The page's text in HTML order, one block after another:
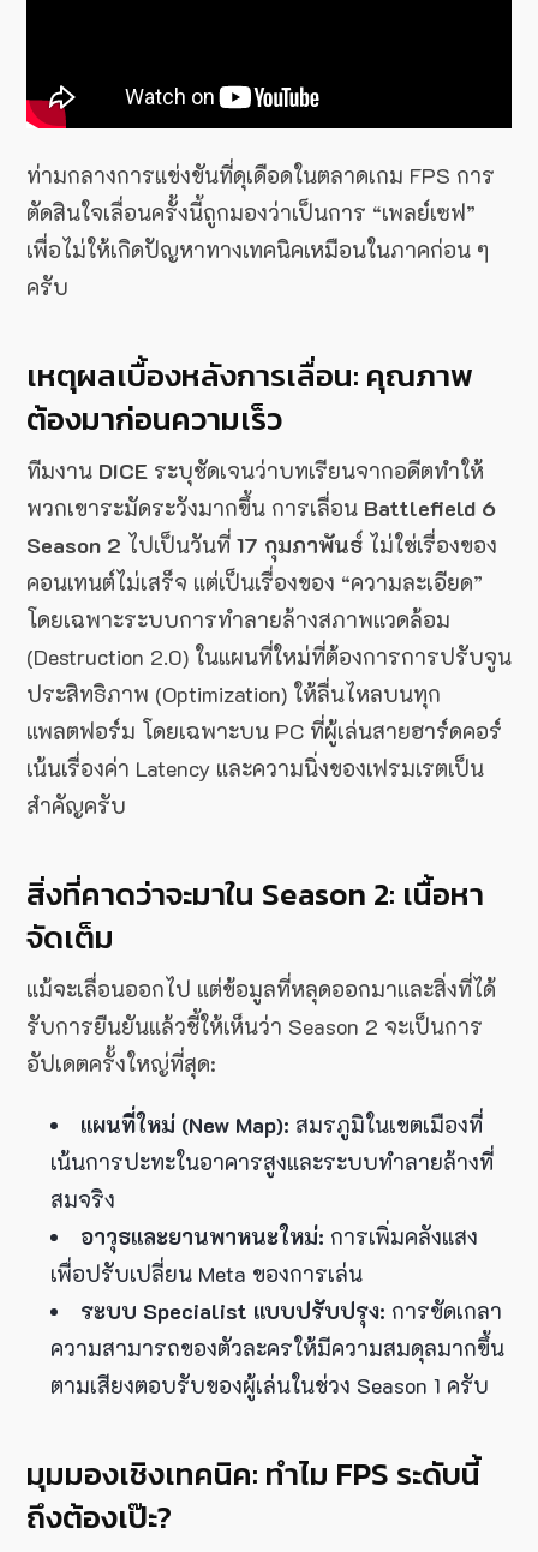
ท่ามกลางการแข่งขันที่ดุเดือดในตลาดเกม FPS การ
ตัดสินใจเลื่อนครั้งนี้ถูกมองว่าเป็นการ “เพลย์เซฟ”
เพื่อไม่ให้เกิดปัญหาทางเทคนิคเหมือนในภาคก่อน ๆ
ครับ
เหตุผลเบื้องหลังการเลื่อน: คุณภาพ
ต้องมาก่อนความเร็ว
ทีมงาน DICE ระบุชัดเจนว่าบทเรียนจากอดีตทำให้
พวกเขาระมัดระวังมากขึ้น การเลื่อน Battlefield 6
Season 2 ไปเป็นวันที่ 17 กุมภาพันธ์ ไม่ใช่เรื่องของ
คอนเทนต์ไม่เสร็จ แต่เป็นเรื่องของ “ความละเอียด”
โดยเฉพาะระบบการทำลายล้างสภาพแวดล้อม
(Destruction 2.0) ในแผนที่ใหม่ที่ต้องการการปรับจูน
ประสิทธิภาพ (Optimization) ให้ลื่นไหลบนทุก
แพลตฟอร์ม โดยเฉพาะบน PC ที่ผู้เล่นสายฮาร์ดคอร์
เน้นเรื่องค่า Latency และความนิ่งของเฟรมเรตเป็น
สำคัญครับ
สิ่งที่คาดว่าจะมาใน Season 2: เนื้อหา
จัดเต็ม
แม้จะเลื่อนออกไป แต่ข้อมูลที่หลุดออกมาและสิ่งที่ได้
รับการยืนยันแล้วชี้ให้เห็นว่า Season 2 จะเป็นการ
อัปเดตครั้งใหญ่ที่สุด:
แผนที่ใหม่ (New Map): สมรภูมิในเขตเมืองที่
เน้นการปะทะในอาคารสูงและระบบทำลายล้างที่
สมจริง
อาวุธและยานพาหนะใหม่: การเพิ่มคลังแสง
เพื่อปรับเปลี่ยน Meta ของการเล่น
ระบบ Specialist แบบปรับปรุง: การขัดเกลา
ความสามารถของตัวละครให้มีความสมดุลมากขึ้น
ตามเสียงตอบรับของผู้เล่นในช่วง Season 1 ครับ
มุมมองเชิงเทคนิค: ทำไม FPS ระดับนี้
ถึงต้องเป๊ะ?